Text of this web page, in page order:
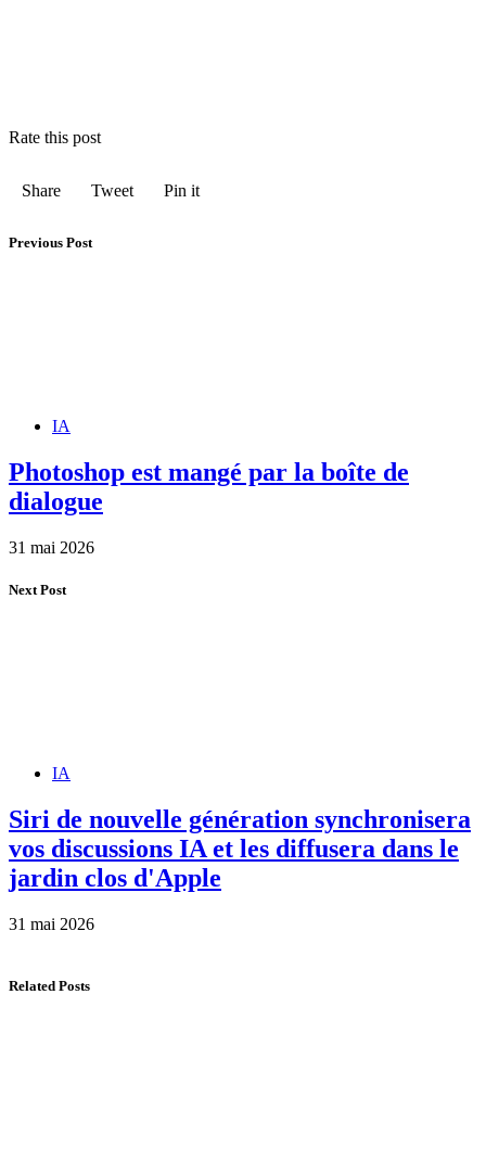
Rate this post
Share Tweet Pin it
Previous Post
IA
Photoshop est mangé par la boîte de
dialogue
31 mai 2026
Next Post
IA
Siri de nouvelle génération synchronisera
vos discussions IA et les diffusera dans le
jardin clos d'Apple
31 mai 2026
Related Posts